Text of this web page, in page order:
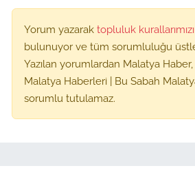
Yorum yazarak topluluk kurallarımızı
bulunuyor ve tüm sorumluluğu
Yazılan yorumlardan Malatya
Malatya Haberleri | Bu Sabah
sorumlu tutulamaz.